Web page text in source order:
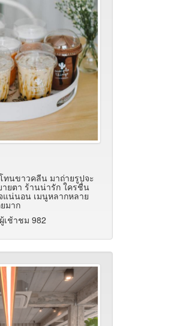
ทนขาวคลีน มาถ่ายรูปจะ
ยตา ร้านน่ารัก ใครชื่น
น่นอน เมนูหลากหลาย
มาก
เช้าชม 982